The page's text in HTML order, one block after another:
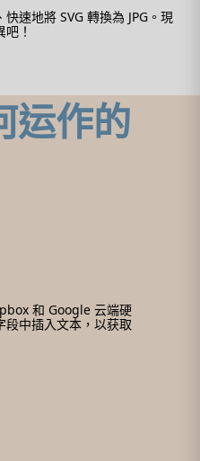
速地將 SVG 轉換為 JPG。現
！
运作的
和 Google 云端硬
段中插入文本，以获取